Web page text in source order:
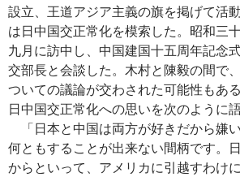
設立、王道アジア主義の旗を掲げて活
は日中国交正常化を模索した。昭和三
九月に訪中し、中国建国十五周年記念
交部長と会談した。木村と陳毅の間で
ついての議論が交わされた可能性もあ
日中国交正常化への思いを次のように語
「日本と中国は両方が好きだから嫌
何ともすることが出来ない間柄です。
からといって、アメリカに引越すわけ